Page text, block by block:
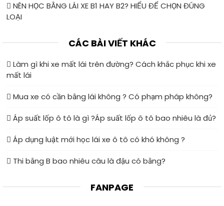
NÊN HỌC BẰNG LÁI XE B1 HAY B2? HIỂU ĐỂ CHỌN ĐÚNG
LOẠI
CÁC BÀI VIẾT KHÁC
Làm gì khi xe mất lái trên đường? Cách khắc phục khi xe
mất lái
Mua xe có cần bằng lái không ? Có phạm pháp không?
Áp suất lốp ô tô là gì ?Áp suất lốp ô tô bao nhiêu là đủ?
Áp dụng luật mới học lái xe ô tô có khó không ?
Thi bằng B bao nhiêu câu là đậu có bằng?
FANPAGE